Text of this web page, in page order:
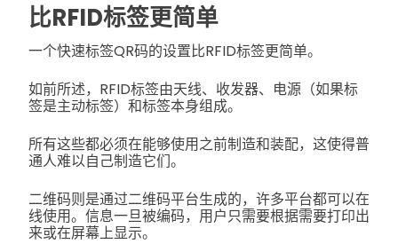
比RFID标签更简单
一个快速标签QR码的设置比RFID标签更简单。
如前所述，RFID标签由天线、收发器、电源（如果标
签是主动标签）和标签本身组成。
所有这些都必须在能够使用之前制造和装配，这使得普
通人难以自己制造它们。
二维码则是通过二维码平台生成的，许多平台都可以在
线使用。信息一旦被编码，用户只需要根据需要打印出
来或在屏幕上显示。